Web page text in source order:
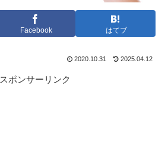
Facebook はてブ
2020.10.31 2025.04.12
スポンサーリンク